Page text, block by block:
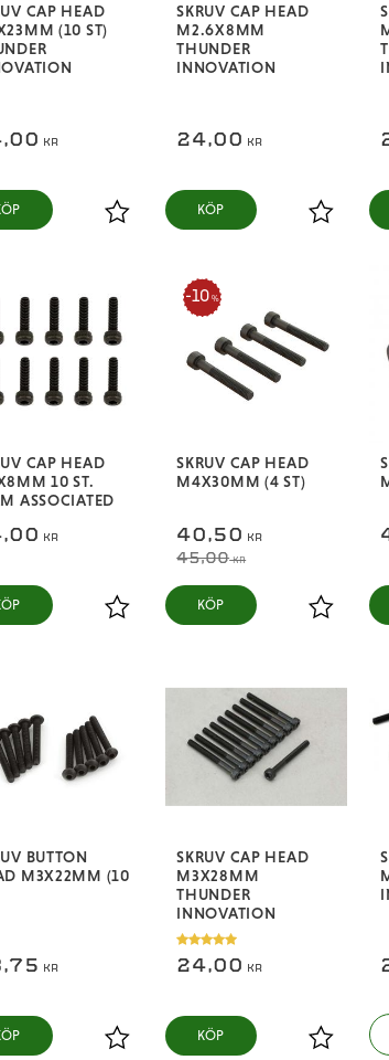
CAP HEAD
(10 ST)
KR
Lägg till i favoriter
SKRUV CAP HEAD
M2.6X8MM
THUNDER
INNOVATION
24,00 KR
Lägg till
KÖP
CAP HEAD
10 ST.
ASSOCIATED
KR
Lägg till i favoriter
SKRUV CAP HEAD
M4X30MM (4 ST)
40,50 KR
45,00KR
10 %
Lägg till
KÖP
BUTTON
M3X22MM (10
KR
Lägg till i favoriter
SKRUV CAP HEAD
M3X28MM
THUNDER
INNOVATION
24,00 KR
Lägg till
KÖP